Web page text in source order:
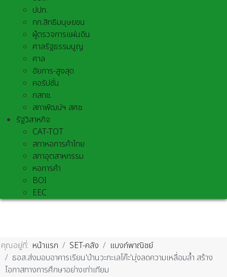
ปปท.
กก.สิทธิมนุษยชน
ผู้ตรวจการแผ่นดิน
ศาลรัฐธรรมนูญ
ศาล
อัยการ-สูงสุด
คอรัปชั่น
กสทช.
สภาพัฒน์ฯ สศช.
รัฐวิสาหกิจ
CAT-TOT
สภาหอการค้าไทย
สภาอุตสาหกรรม
หอการค้า
BOI
EEC
คุณอยู่ที่: หน้าแรก SET-คลัง
แบงก์พาณิชย์
ธอส.ส่งมอบอาคารเรียน'บ้านวะกะเลโค๊ะ'มุ่งลดความเหลื่อมล้ำ สร้าง
โอกาสทางการศึกษาอย่างเท่าเทียม